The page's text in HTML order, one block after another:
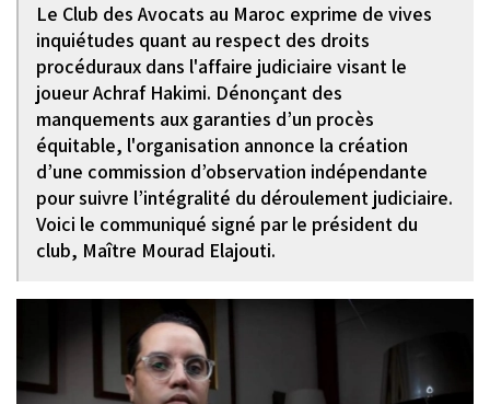
Le Club des Avocats au Maroc exprime de vives
inquiétudes quant au respect des droits
procéduraux dans l'affaire judiciaire visant le
joueur Achraf Hakimi. Dénonçant des
manquements aux garanties d’un procès
équitable, l'organisation annonce la création
d’une commission d’observation indépendante
pour suivre l’intégralité du déroulement judiciaire.
Voici le communiqué signé par le président du
club, Maître Mourad Elajouti.